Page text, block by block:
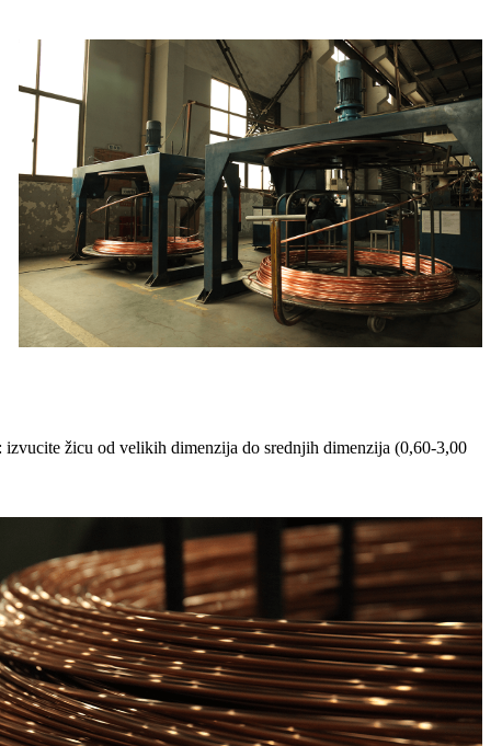
žicu od velikih dimenzija do srednjih dimenzija (0,60-3,00